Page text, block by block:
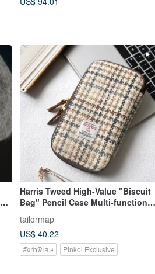
Harris Tweed High-Value "Biscuit
Bag" Pencil Case Multi-functional
Portable Minimalist Storage
Pouch
tailormap
US$ 40.22
สั่งทำพิเศษ Pinkoi Exclusive